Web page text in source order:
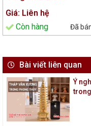
Giá: Liên hệ
Còn hàng
Bài viết liên quan
Ý